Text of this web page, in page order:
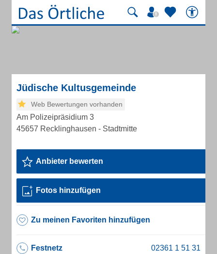
Jüdische Kultusgemeinde
Web Bewertungen vorhanden
Am Polizeipräsidium 3
45657 Recklinghausen - Stadtmitte
Anbieter bewerten
Fotos hinzufügen
Zu meinen Favoriten hinzufügen
Festnetz